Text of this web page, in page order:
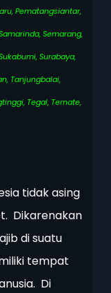
Pematangsiantar,
Semarang,
Surabaya,
Tanjungbalai,
Tegal, Ternate,
tidak asing
Dikarenakan
di suatu
tempat
Di